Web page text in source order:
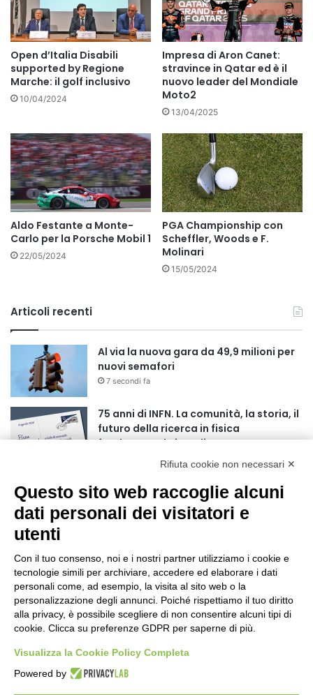
Open d’Italia Disabili
supported by Regione
Marche: il golf inclusivo
10/04/2024
Impresa di Aron Canet:
stravince in Qatar ed è il
nuovo leader del Mondiale
Moto2
13/04/2025
Aldo Festante a Monte-
Carlo per la Porsche Mobil 1
22/05/2024
PGA Championship con
Scheffler, Woods e F.
Molinari
15/05/2024
Articoli recenti
Al via la nuova gara da 49,9 milioni per
nuovi semafori
7 secondi fa
75 anni di INFN. La comunità, la storia, il
futuro della ricerca in fisica
fondamentale in Italia
oro iridato è azzurro
19 ore fa
fino al 25 settembre
24 ore fa
Torna il Moscerine Film Festival Summer
Camp
1 giorno fa
“Anomalie”, dal 30 agosto la XX
edizione
Rifiuta cookie non necessari ✕
Questo sito web raccoglie alcuni
dati personali dei visitatori e
utenti
Con il tuo consenso, noi e i nostri partner utilizziamo i cookie e
tecnologie simili per archiviare, accedere ed elaborare i dati
personali come, ad esempio, la visita al sito web o la
personalizzazione degli annunci. Poiché rispettiamo il tuo diritto
alla privacy, è possibile scegliere di non consentire alcuni tipi di
cookie. Clicca su preferenze GDPR per saperne di più.
Visualizza la Cookie Policy Completa
Powered by